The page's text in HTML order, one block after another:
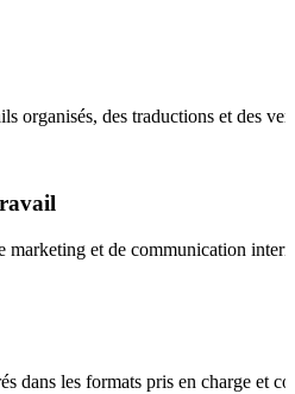
organisés, des traductions et des
marketing et de communication
dans les formats pris en charge et